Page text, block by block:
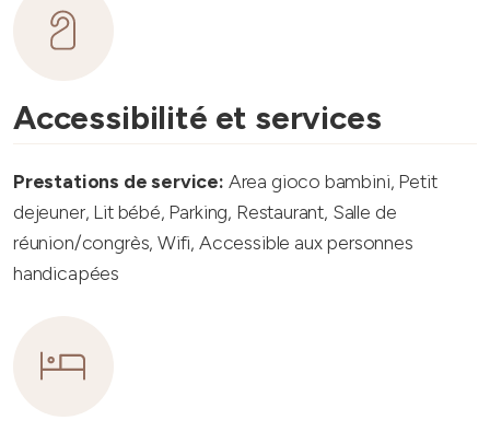
Accessibilité et services
Prestations de service: Area gioco bambini, Petit
dejeuner, Lit bébé, Parking, Restaurant, Salle de
réunion/congrès, Wifi, Accessible aux personnes
handicapées